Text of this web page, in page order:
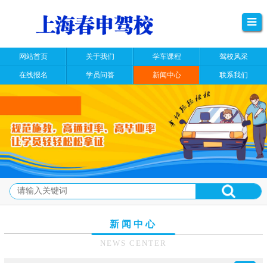
网站首页 关于我们 学车课程 驾校风采
在线报名 学员问答 新闻中心 联系我们
新闻中心
NEWS CENTER